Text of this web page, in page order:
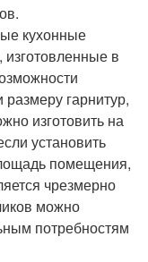
кухонные
в
гарнитур,
изготовить на
установить
помещения,
чрезмерно
можно
потребностям